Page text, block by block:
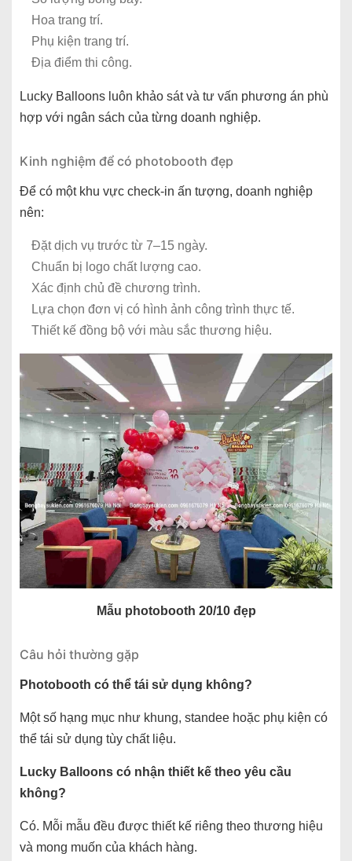
Hoa trang trí.
Phụ kiện trang trí.
Địa điểm thi công.
Lucky Balloons luôn khảo sát và tư vấn phương án phù
hợp với ngân sách của từng doanh nghiệp.
Kinh nghiệm để có photobooth đẹp
Để có một khu vực check-in ấn tượng, doanh nghiệp
nên:
Đặt dịch vụ trước từ 7–15 ngày.
Chuẩn bị logo chất lượng cao.
Xác định chủ đề chương trình.
Lựa chọn đơn vị có hình ảnh công trình thực tế.
Thiết kế đồng bộ với màu sắc thương hiệu.
Mẫu photobooth 20/10 đẹp
Câu hỏi thường gặp
Photobooth có thể tái sử dụng không?
Một số hạng mục như khung, standee hoặc phụ kiện có
thể tái sử dụng tùy chất liệu.
Lucky Balloons có nhận thiết kế theo yêu cầu
không?
Có. Mỗi mẫu đều được thiết kế riêng theo thương hiệu
và mong muốn của khách hàng.